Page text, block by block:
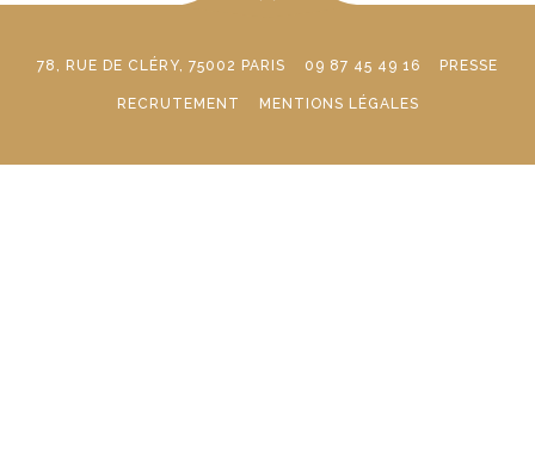
78, RUE DE CLÉRY, 75002 PARIS 09 87 45 49 16 PRESSE
RECRUTEMENT MENTIONS LÉGALES